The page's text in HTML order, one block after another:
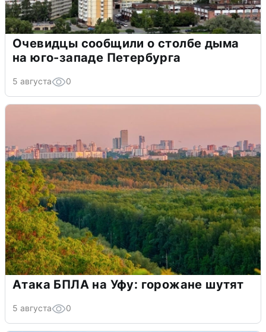
Очевидцы сообщили о столбе дыма
на юго-западе Петербурга
5 августа 0
Атака БПЛА на Уфу: горожане шутят
5 августа 0